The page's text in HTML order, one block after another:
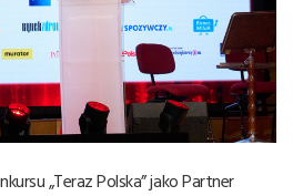
„Teraz Polska” jako Partner